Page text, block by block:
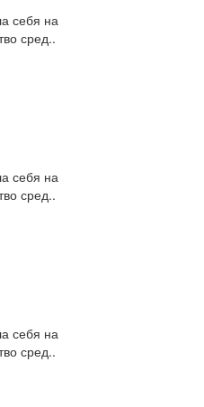
себя на
сред..
себя на
сред..
себя на
сред..